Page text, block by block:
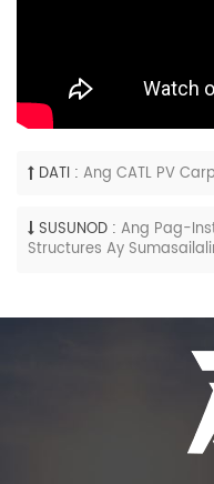
DATI : Ang CATL PV
SUSUNOD : Ang Pag-
Structures Ay